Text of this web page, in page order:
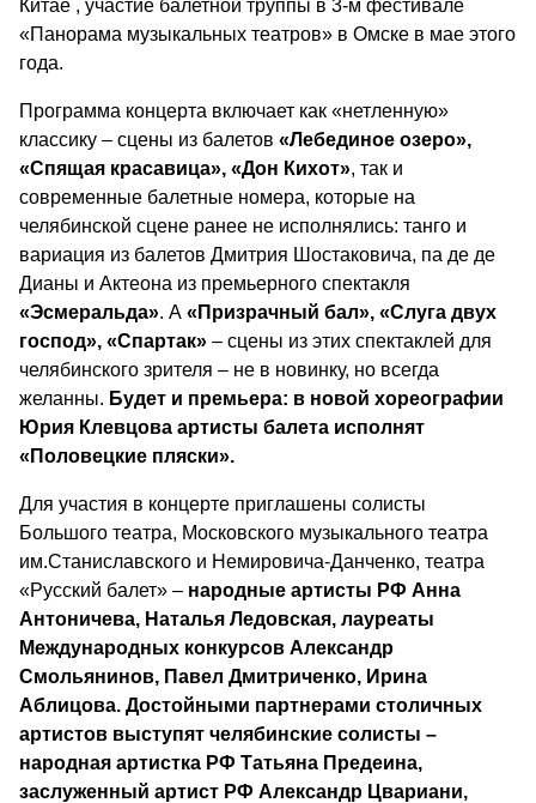
Китае , участие балетной труппы в 3-м фестивале
«Панорама музыкальных театров» в Омске в мае этого
года.
Программа концерта включает как «нетленную»
классику – сцены из балетов «Лебединое озеро»,
«Спящая красавица», «Дон Кихот», так и
современные балетные номера, которые на
челябинской сцене ранее не исполнялись: танго и
вариация из балетов Дмитрия Шостаковича, па де де
Дианы и Актеона из премьерного спектакля
«Эсмеральда». А «Призрачный бал», «Слуга двух
господ», «Спартак» – сцены из этих спектаклей для
челябинского зрителя – не в новинку, но всегда
желанны. Будет и премьера: в новой хореографии
Юрия Клевцова артисты балета исполнят
«Половецкие пляски».
Для участия в концерте приглашены солисты
Большого театра, Московского музыкального театра
им.Станиславского и Немировича-Данченко, театра
«Русский балет» – народные артисты РФ Анна
Антоничева, Наталья Ледовская, лауреаты
Международных конкурсов Александр
Смольянинов, Павел Дмитриченко, Ирина
Аблицова. Достойными партнерами столичных
артистов выступят челябинские солисты –
народная артистка РФ Татьяна Предеина,
заслуженный артист РФ Александр Цвариани,